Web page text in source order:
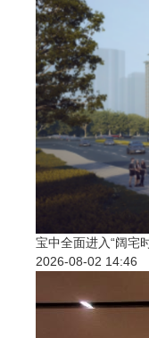
宝中全面进入“阔宅
2026-08-02 14:46